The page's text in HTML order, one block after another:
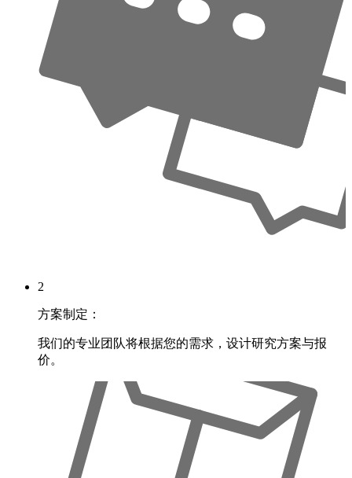
2
方案制定：
我们的专业团队将根据您的需求，设计研究方案与报
价。